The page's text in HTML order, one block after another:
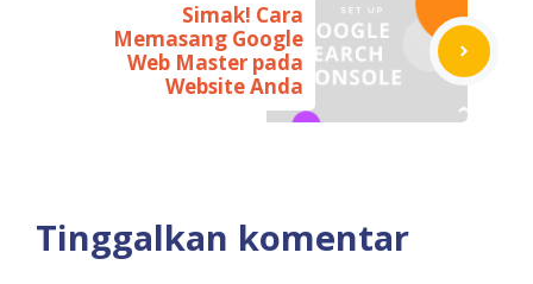
Simak! Cara
Memasang Google
Web Master pada
Website Anda
Tinggalkan komentar